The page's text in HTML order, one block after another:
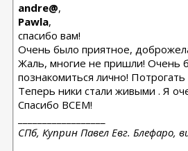
andre@,
Pawla,
спасибо вам!
Очень было приятное,
Жаль, многие не пришли! Очень
познакомиться лично!
Теперь ники стали живыми . Я
Спасибо ВСЕМ!
СПб, Куприн Павел Евг. Блефаро,